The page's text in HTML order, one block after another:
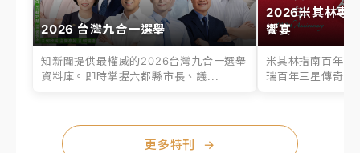
2026 台灣九合一選舉
知新聞提供最權威的2026台灣九合一選舉
資料庫。即時掌握六都縣市長、議...
2026米其林專
饗宴
米其林指南百年之
瑞百年三星傳奇、
更多特刊 →